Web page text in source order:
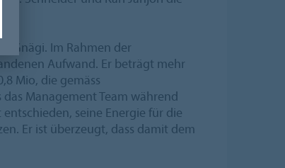
Gnägi. Im Rahmen der
Aufwand. Er beträgt mehr
Mio, die gemäss
Management Team während
seine Energie für die
Er ist überzeugt, dass damit dem